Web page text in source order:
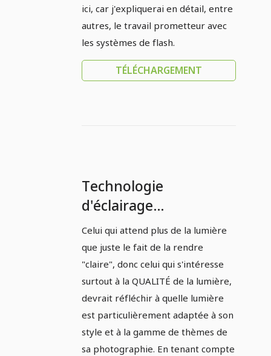
ici, car j'expliquerai en détail, entre
autres, le travail prometteur avec
les systèmes de flash.
TÉLÉCHARGEMENT
Technologie
d'éclairage
professionnel et
direction de la lumière
: Partie 3 - Sources
lumineuses
pertinentes pour la
photographie
professionnelle (?)
Celui qui attend plus de la lumière
que juste le fait de la rendre
"claire", donc celui qui s'intéresse
surtout à la QUALITÉ de la lumière,
devrait réfléchir à quelle lumière
est particulièrement adaptée à son
style et à la gamme de thèmes de
sa photographie. En tenant compte